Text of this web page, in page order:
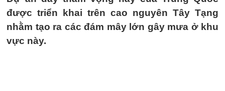
được triển khai trên cao nguyên Tây Tạng
nhằm tạo ra các đám mây lớn gây mưa ở khu
vực này.